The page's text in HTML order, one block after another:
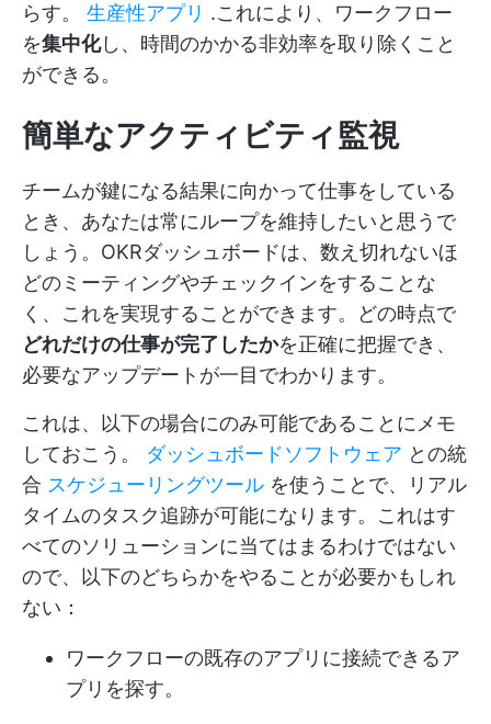
らす。 生産性アプリ .これにより、ワークフロー
を集中化し、時間のかかる非効率を取り除くこと
ができる。
簡単なアクティビティ監視
チームが鍵になる結果に向かって仕事をしている
とき、あなたは常にループを維持したいと思うで
しょう。OKRダッシュボードは、数え切れないほ
どのミーティングやチェックインをすることな
く、これを実現することができます。どの時点で
どれだけの仕事が完了したかを正確に把握でき、
必要なアップデートが一目でわかります。
これは、以下の場合にのみ可能であることにメモ
しておこう。 ダッシュボードソフトウェア との統
合 スケジューリングツール を使うことで、リアル
タイムのタスク追跡が可能になります。これはす
べてのソリューションに当てはまるわけではない
ので、以下のどちらかをやることが必要かもしれ
ない：
ワークフローの既存のアプリに接続できるア
プリを探す。